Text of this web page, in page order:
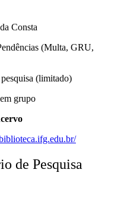
Consta
(Multa, GRU,
(limitado)
grupo
de Pesquisa